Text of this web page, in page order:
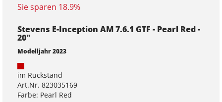
Sie sparen 18.9%
Stevens E-Inception AM 7.6.1 GTF - Pearl Red -
20"
Modelljahr 2023
im Rückstand
Art.Nr. 823035169
Farbe: Pearl Red